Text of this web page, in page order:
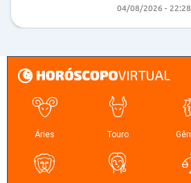
04/08/2026 - 22:28